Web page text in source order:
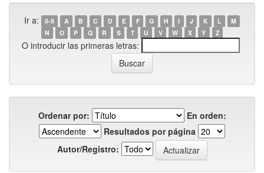
Ir a: 0-9 A B C D E F G H I J K L
M
N
O P Q R S T U V W X Y Z
O introducir las primeras letras:
Ordenar por:
En orden:
Resultados por página
Autor/Registro: